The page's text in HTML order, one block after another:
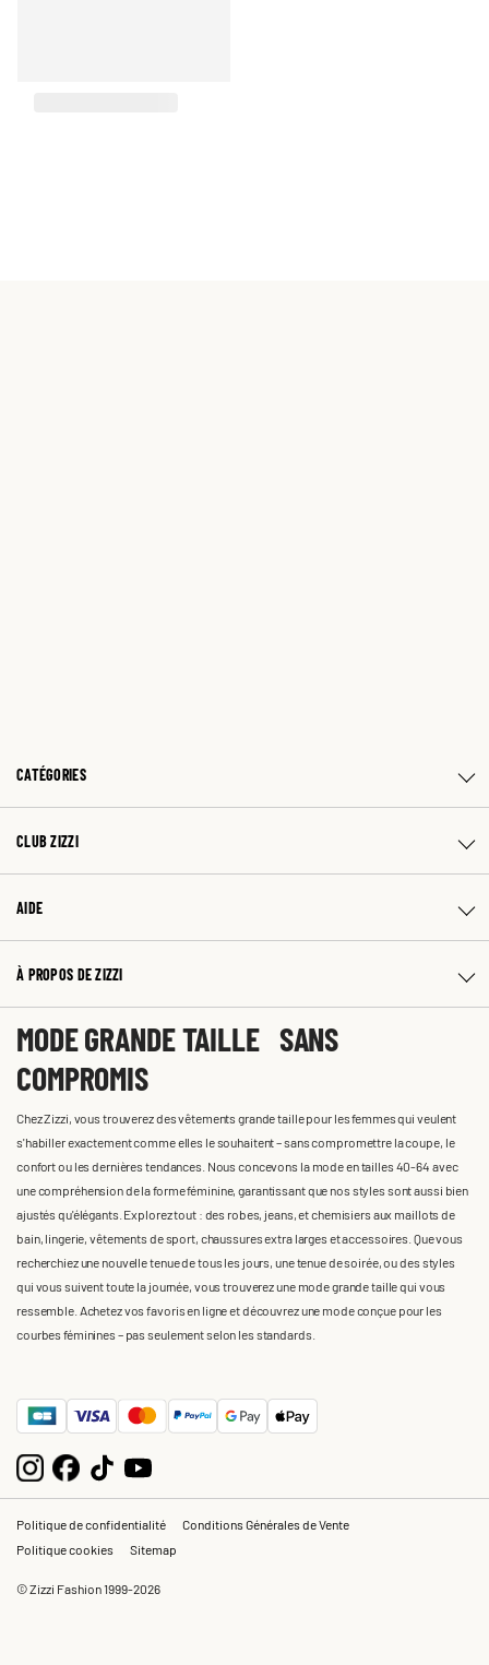
CATÉGORIES
CLUB ZIZZI
AIDE
À PROPOS DE ZIZZI
MODE GRANDE TAILLE SANS
COMPROMIS
Chez Zizzi, vous trouverez des vêtements grande taille pour les femmes qui veulent
s'habiller exactement comme elles le souhaitent – sans compromettre la coupe, le
confort ou les dernières tendances. Nous concevons la mode en tailles 40-64 avec
une compréhension de la forme féminine, garantissant que nos styles sont aussi bien
ajustés qu'élégants. Explorez tout : des robes, jeans, et chemisiers aux maillots de
bain, lingerie, vêtements de sport, chaussures extra larges et accessoires. Que vous
recherchiez une nouvelle tenue de tous les jours, une tenue de soirée, ou des styles
qui vous suivent toute la journée, vous trouverez une mode grande taille qui vous
ressemble. Achetez vos favoris en ligne et découvrez une mode conçue pour les
courbes féminines – pas seulement selon les standards.
Politique de confidentialité
Conditions Générales de Vente
Politique cookies
Sitemap
© Zizzi Fashion 1999-2026